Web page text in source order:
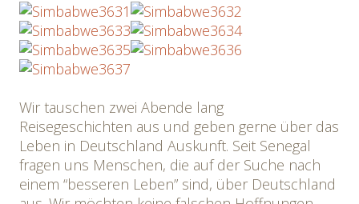
Wir tauschen zwei Abende lang
Reisegeschichten aus und geben gerne über das
Leben in Deutschland Auskunft. Seit Senegal
fragen uns Menschen, die auf der Suche nach
einem “besseren Leben” sind, über Deutschland